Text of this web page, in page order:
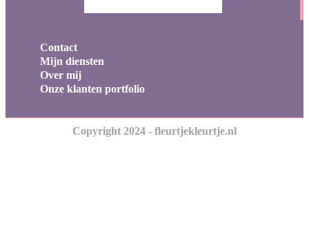
Contact
Mijn diensten
Over mij
Onze klanten portfolio
Copyright 2024 - fleurtjekleurtje.nl